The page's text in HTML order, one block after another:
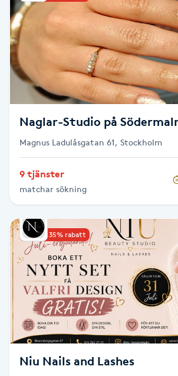
Fotmassage
Fotsvamp
Fotvård
Fransar
Fransborttagning
Fransfärgning
Fransförlängning
Fransförlängning Megavolym
Fransförlängning Volym
Fransk manikyr
Fransrengöring
Naglar-Studio på
Magnus Ladulåsgatan 61, Stockholm
9 tjänster
matchar sökning
Upp till 35% rabatt
Niu Nails and Lashes